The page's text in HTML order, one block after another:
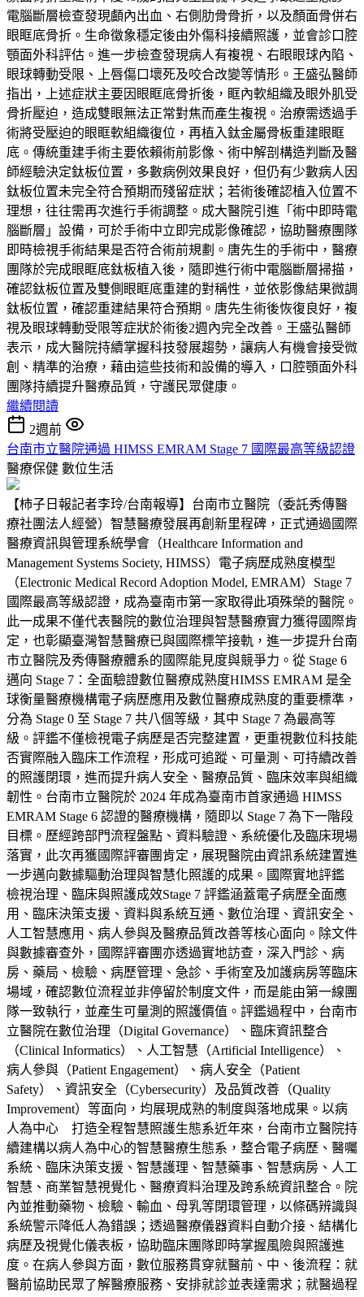
電腦斷層檢查發現顱內出血、右側肋骨骨折，以及顏面骨併右
眼眶底骨折。生命徵象穩定後由外傷科接續照護，並會診口腔
顎面外科評估。進一步檢查發現病人有複視、右眼眼球內陷、
眼球轉動受限、上唇傷口壞死及咬合改變等情形。王盛弘醫師
指出，上述症狀主要因眼眶底骨折後，眶內軟組織及眼外肌受
骨折壓迫，造成雙眼無法正常對焦而產生複視。治療需透過手
術將受壓迫的眼眶軟組織復位，再植入鈦金屬骨板重建眼眶
底。傳統重建手術主要依賴術前影像、術中解剖構造判斷及醫
師經驗決定鈦板位置，多數病例效果良好，但仍有少數病人因
鈦板位置未完全符合預期而殘留症狀；若術後確認植入位置不
理想，往往需再次進行手術調整。成大醫院引進「術中即時電
腦斷層」設備，可於手術中立即完成影像確認，協助醫療團隊
即時檢視手術結果是否符合術前規劃。唐先生的手術中，醫療
團隊於完成眼眶底鈦板植入後，隨即進行術中電腦斷層掃描，
確認鈦板位置及雙側眼眶底重建的對稱性，並依影像結果微調
鈦板位置，確認重建結果符合預期。唐先生術後恢復良好，複
視及眼球轉動受限等症狀於術後2週內完全改善。王盛弘醫師
表示，成大醫院持續掌握科技發展趨勢，讓病人有機會接受微
創、精準的治療，藉由這些技術和設備的導入，口腔顎面外科
團隊持續提升醫療品質，守護民眾健康。
繼續閱讀
2週前
台南市立醫院通過 HIMSS EMRAM Stage 7 國際最高等級認證
醫療保健 數位生活
【柿子日報記者李玲/台南報導】台南市立醫院（委託秀傳醫
療社團法人經營）智慧醫療發展再創新里程碑，正式通過國際
醫療資訊與管理系統學會（Healthcare Information and
Management Systems Society, HIMSS）電子病歷成熟度模型
（Electronic Medical Record Adoption Model, EMRAM）Stage 7
國際最高等級認證，成為臺南市第一家取得此項殊榮的醫院。
此一成果不僅代表醫院的數位治理與智慧醫療實力獲得國際肯
定，也彰顯臺灣智慧醫療已與國際標竿接軌，進一步提升台南
市立醫院及秀傳醫療體系的國際能見度與競爭力。從 Stage 6
邁向 Stage 7：全面驗證數位醫療成熟度HIMSS EMRAM 是全
球衡量醫療機構電子病歷應用及數位醫療成熟度的重要標準，
分為 Stage 0 至 Stage 7 共八個等級，其中 Stage 7 為最高等
級。評鑑不僅檢視電子病歷是否完整建置，更重視數位科技能
否實際融入臨床工作流程，形成可追蹤、可量測、可持續改善
的照護閉環，進而提升病人安全、醫療品質、臨床效率與組織
韌性。台南市立醫院於 2024 年成為臺南市首家通過 HIMSS
EMRAM Stage 6 認證的醫療機構，隨即以 Stage 7 為下一階段
目標。歷經跨部門流程盤點、資料驗證、系統優化及臨床現場
落實，此次再獲國際評審團肯定，展現醫院由資訊系統建置進
一步邁向數據驅動治理與智慧化照護的成果。國際實地評鑑
檢視治理、臨床與照護成效Stage 7 評鑑涵蓋電子病歷全面應
用、臨床決策支援、資料與系統互通、數位治理、資訊安全、
人工智慧應用、病人參與及醫療品質改善等核心面向。除文件
與數據審查外，國際評審團亦透過實地訪查，深入門診、病
房、藥局、檢驗、病歷管理、急診、手術室及加護病房等臨床
場域，確認數位流程並非停留於制度文件，而是能由第一線團
隊一致執行，並產生可量測的照護價值。評鑑過程中，台南市
立醫院在數位治理（Digital Governance）、臨床資訊整合
（Clinical Informatics）、人工智慧（Artificial Intelligence）、
病人參與（Patient Engagement）、病人安全（Patient
Safety）、資訊安全（Cybersecurity）及品質改善（Quality
Improvement）等面向，均展現成熟的制度與落地成果。以病
人為中心 打造全程智慧照護生態系近年來，台南市立醫院持
續建構以病人為中心的智慧醫療生態系，整合電子病歷、醫囑
系統、臨床決策支援、智慧護理、智慧藥事、智慧病房、人工
智慧、商業智慧視覺化、醫療資料治理及跨系統資訊整合。院
內並推動藥物、檢驗、輸血、母乳等閉環管理，以條碼辨識與
系統警示降低人為錯誤；透過醫療儀器資料自動介接、結構化
病歷及視覺化儀表板，協助臨床團隊即時掌握風險與照護進
度。在病人參與方面，數位服務貫穿就醫前、中、後流程：就
醫前協助民眾了解醫療服務、安排就診並表達需求；就醫過程